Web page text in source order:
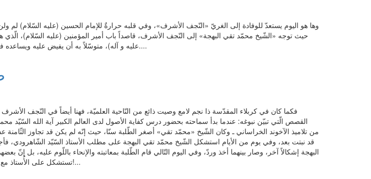
حيث توجه «الشّيخ محمّد تقي البهجة» إلى النّجف الأشرف، قاصداً باب أمير المؤمنين (عليه السّلام)،
عليه و آله)، متوسّلاً به أن يفيض عليه ويساعده في نيل العلوم العالية والكمالات السّامية....
فكما كان في كربلاء المقدّسة ذا نجم لامع وصيت ذائع من النّاحية العلميّة، فهنا أيضاً في النّجف
القصص الّتي تبيّن نبوغه: عندما بدأ سماحته بحضور درس كفاية الأصول لدى العالم الكبير آية الله
من تلاميذ الآخوند الخراساني ـ وكان الشّيخ «محمّد تقي» أصغر الطّلبة سنّا، حيث إنّه لم يكن قد تجاوز
قد نبتت بعد، وفي يوم من الأيام استشكل الشّيخ محمّد تقي البهجة على مطلب الأستاذ السّيّد الشّاهرودي،
البهجة إشكالاً آخر، وصار بينهما أخذ وردّ، وفي اليوم التّالي قام الطّلبة بمعاتبته والإنحاء باللّوم عليه، بل إنّ
تستشكل على الأُستاذ مع حضور الطّلبة الأفاضل الأكبر منك سنّاً؟!...